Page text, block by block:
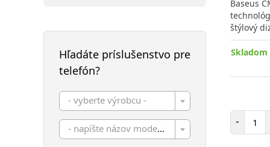
Hľadáte príslušenstvo pre
telefón?
- vyberte výrobcu -
- napíšte názov modelu -
Baseus
štýlový
Skladom
-